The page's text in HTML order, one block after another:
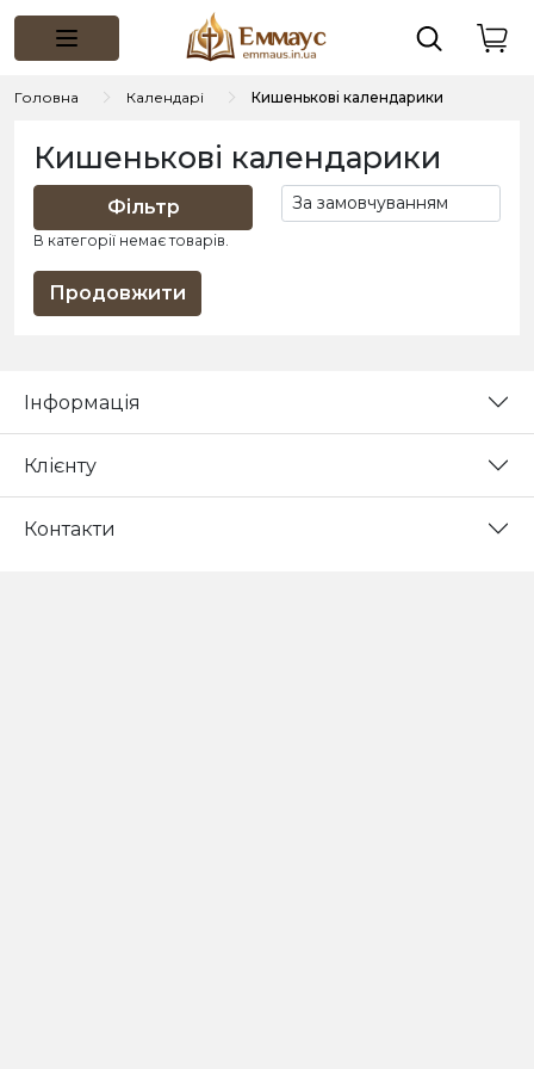
Головна Календарі Кишенькові календарики
Кишенькові календарики
Фільтр
В категорії немає товарів.
Продовжити
Інформація
Клієнту
Контакти